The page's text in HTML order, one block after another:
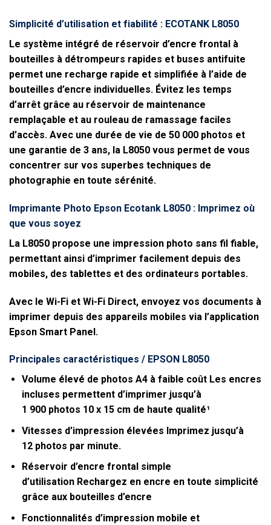
Simplicité d’utilisation et fiabilité : ECOTANK L8050
Le système intégré de réservoir d’encre frontal à
bouteilles à détrompeurs rapides et buses antifuite
permet une recharge rapide et simplifiée à l’aide de
bouteilles d’encre individuelles. Évitez les temps
d’arrêt grâce au réservoir de maintenance
remplaçable et au rouleau de ramassage faciles
d’accès. Avec une durée de vie de 50 000 photos et
une garantie de 3 ans, la L8050 vous permet de vous
concentrer sur vos superbes techniques de
photographie en toute sérénité.
Imprimante Photo Epson Ecotank L8050 : Imprimez où
que vous soyez
La L8050 propose une impression photo sans fil fiable,
permettant ainsi d’imprimer facilement depuis des
mobiles, des tablettes et des ordinateurs portables.
Avec le Wi-Fi et Wi-Fi Direct, envoyez vos documents à
imprimer depuis des appareils mobiles via l’application
Epson Smart Panel.
Principales caractéristiques / EPSON L8050
Volume élevé de photos A4 à faible coûtLes encres
incluses permettent d’imprimer jusqu’à
1 900 photos 10 x 15 cm de haute qualité¹
Vitesses d’impression élevées Imprimez jusqu’à
12 photos par minute.
Réservoir d’encre frontal simple
d’utilisationRechargez en encre en toute simplicité
grâce aux bouteilles d’encre
Fonctionnalités d’impression mobile et